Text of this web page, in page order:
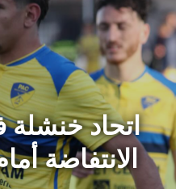
اتحاد خنشلة
الانتفاضة